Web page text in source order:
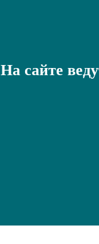
На сайте